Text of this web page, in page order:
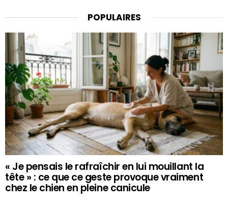
POPULAIRES
« Je pensais le rafraîchir en lui mouillant la
tête » : ce que ce geste provoque vraiment
chez le chien en pleine canicule